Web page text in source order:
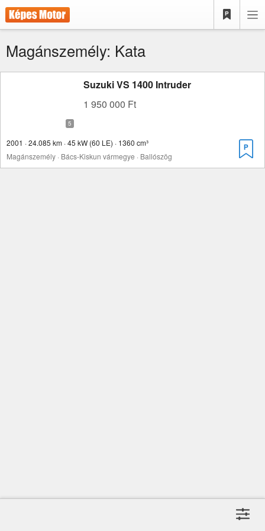
Magánszemély: Kata
Suzuki VS 1400 Intruder
1 950 000 Ft
2001 · 24.085 km · 45 kW (60 LE) · 1360 cm³
Magánszemély · Bács-Kiskun vármegye · Ballószög